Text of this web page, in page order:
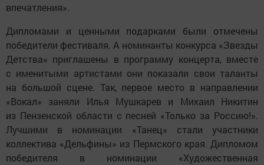
впечатления».
Дипломами и ценными подарками были отмечены
победители фестиваля. А номинанты конкурса «Звезды
Детства» приглашены в программу концерта, вместе
с именитыми артистами они показали свои таланты
на большой сцене. Так, первое место в направлении
«Вокал» заняли Илья Мушкарев и Михаил Никитин
из Пензенской области с песней «Только за Россию!».
Лучшими в номинации «Танец» стали участники
коллектива «Дельфины» из Пермского края. Дипломом
победителя в номинации «Художественная